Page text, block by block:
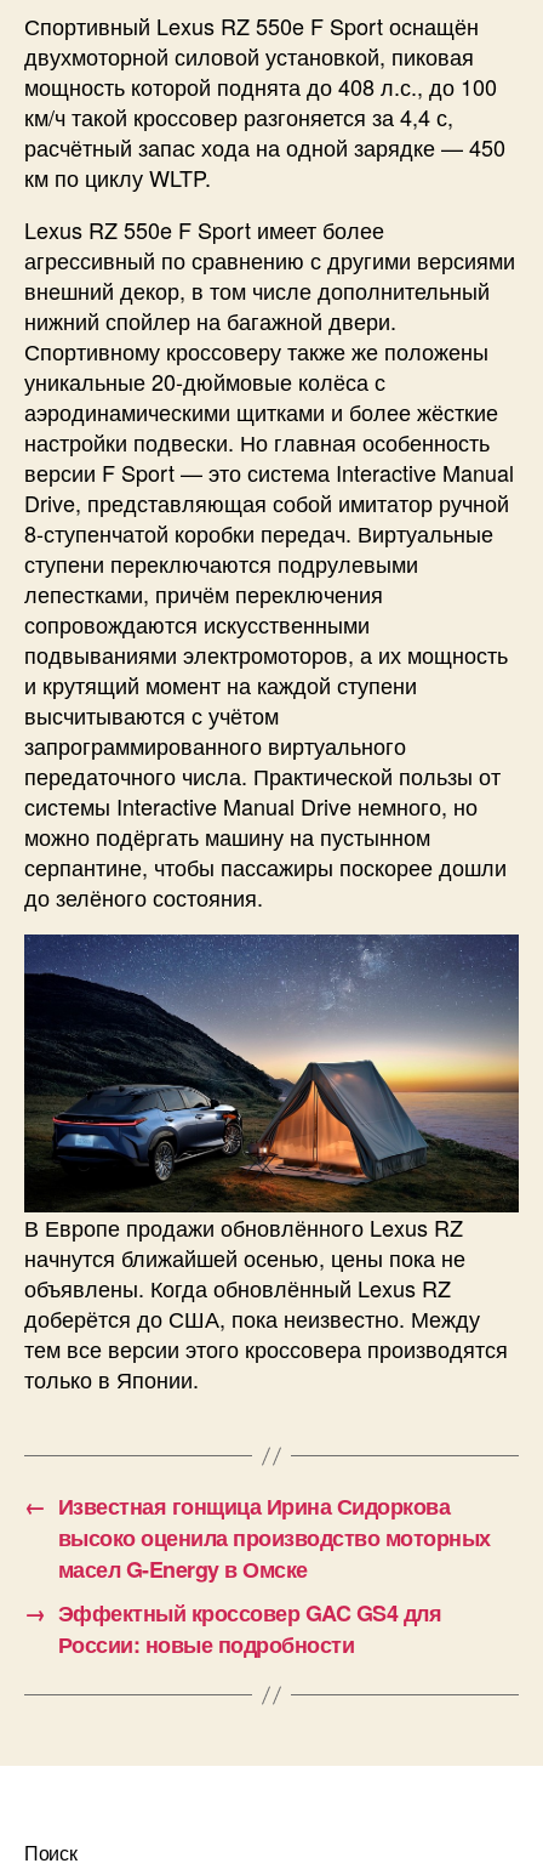
Спортивный Lexus RZ 550e F Sport оснащён
двухмоторной силовой установкой, пиковая
мощность которой поднята до 408 л.с., до 100
км/ч такой кроссовер разгоняется за 4,4 с,
расчётный запас хода на одной зарядке — 450
км по циклу WLTP.
Lexus RZ 550e F Sport имеет более
агрессивный по сравнению с другими версиями
внешний декор, в том числе дополнительный
нижний спойлер на багажной двери.
Спортивному кроссоверу также же положены
уникальные 20-дюймовые колёса с
аэродинамическими щитками и более жёсткие
настройки подвески. Но главная особенность
версии F Sport — это система Interactive Manual
Drive, представляющая собой имитатор ручной
8-ступенчатой коробки передач. Виртуальные
ступени переключаются подрулевыми
лепестками, причём переключения
сопровождаются искусственными
подвываниями электромоторов, а их мощность
и крутящий момент на каждой ступени
высчитываются с учётом
запрограммированного виртуального
передаточного числа. Практической пользы от
системы Interactive Manual Drive немного, но
можно подёргать машину на пустынном
серпантине, чтобы пассажиры поскорее дошли
до зелёного состояния.
В Европе продажи обновлённого Lexus RZ
начнутся ближайшей осенью, цены пока не
объявлены. Когда обновлённый Lexus RZ
доберётся до США, пока неизвестно. Между
тем все версии этого кроссовера производятся
только в Японии.
← Известная гонщица Ирина Сидоркова
высоко оценила производство моторных
масел G-Energy в Омске
→ Эффектный кроссовер GAC GS4 для
России: новые подробности
Поиск